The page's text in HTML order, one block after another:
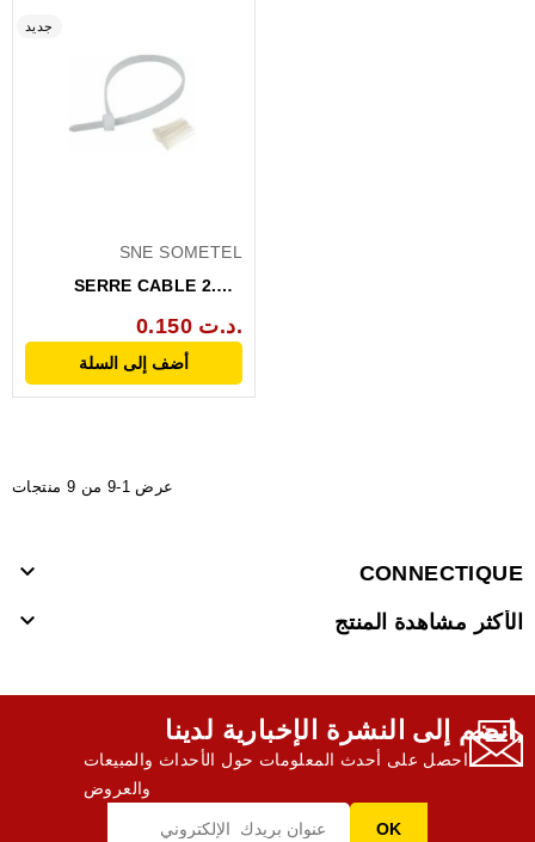
جديد
SNE SOMETEL
SERRE CABLE 2.5 X
0.150 د.ت.
أضف إلى السلة
عرض 1-9 من 9 منتجات
CONNECTIQUE

الأكثر مشاهدة المنتج 
انضم إلى النشرة الإخبارية لدينا,
احصل على أحدث المعلومات حول الأحداث والمبيعات
والعروض